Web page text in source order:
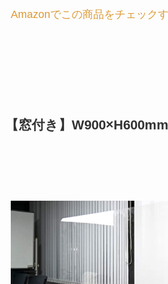
Amazonでこの商品をチェック
【窓付き】